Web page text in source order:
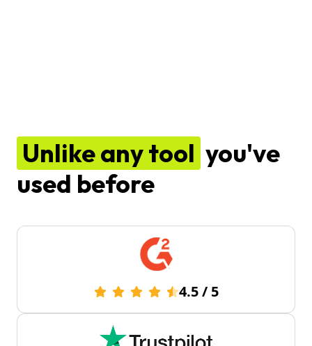
Unlike any tool you've
used before
4.5/ 5